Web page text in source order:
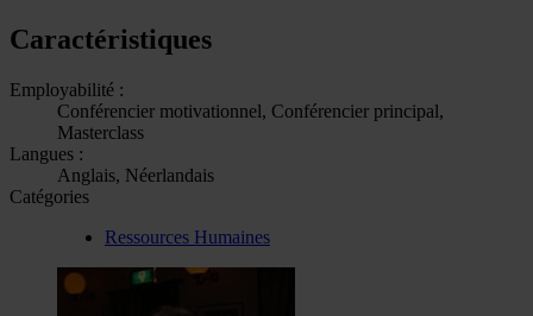
Caractéristiques
Employabilité :
Conférencier motivationnel, Conférencier principal,
Masterclass
Langues :
Anglais, Néerlandais
Catégories
Ressources Humaines